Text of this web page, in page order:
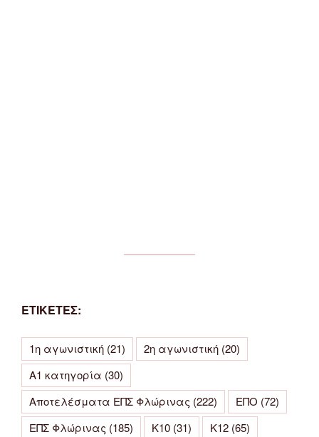
ΕΤΙΚΕΤΕΣ:
1η αγωνιστική (21) 2η αγωνιστική (20)
Α1 κατηγορία (30)
Αποτελέσματα ΕΠΣ Φλώρινας (222) ΕΠΟ (72)
ΕΠΣ Φλώρινας (185) Κ10 (31) Κ12 (65)